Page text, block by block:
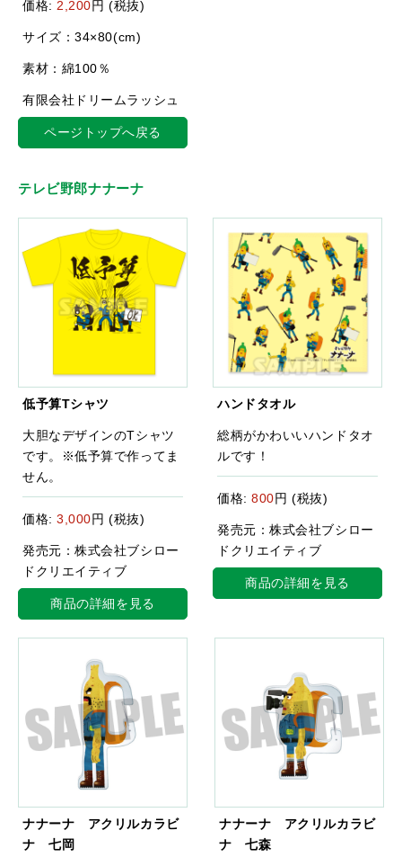
価格: 2,200円 (税抜)
サイズ：34×80(cm)
素材：綿100％
有限会社ドリームラッシュ
ページトップへ戻る
テレビ野郎ナナーナ
低予算Tシャツ
大胆なデザインのTシャツ
です。※低予算で作ってま
せん。
価格:3,000円 (税抜)
発売元：株式会社ブシロー
ドクリエイティブ
商品の詳細を見る
ハンドタオル
総柄がかわいいハンドタオ
ルです！
価格:800円 (税抜)
発売元：株式会社ブシロー
ドクリエイティブ
商品の詳細を見る
ナナーナ アクリルカラビ
ナ 七岡
ナナーナ アクリルカラビ
ナ 七森